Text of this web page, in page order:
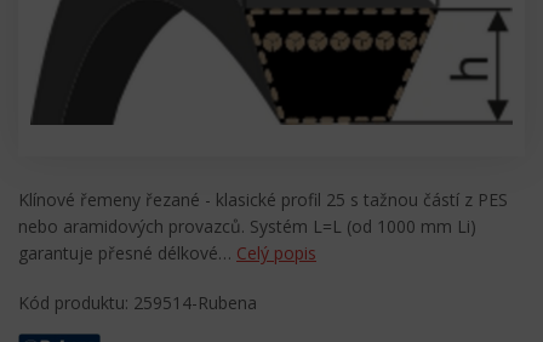
Klínové řemeny řezané - klasické profil 25 s tažnou částí z PES
nebo aramidových provazců. Systém L=L (od 1000 mm Li)
garantuje přesné délkové… Celý popis
Kód produktu: 259514-Rubena